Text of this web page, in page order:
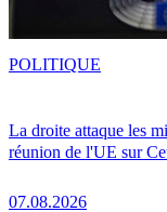
La droite attaque les
réunion de l'UE sur
07.08.2026
POLITIQUE